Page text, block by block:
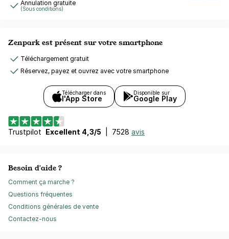
Annulation gratuite
(Sous conditions)
Zenpark est présent sur votre smartphone
Téléchargement gratuit
Réservez, payez et ouvrez avec votre smartphone
Télécharger dans
l'App Store
Disponible sur
Google Play
Trustpilot Excellent 4,3/5 7528 avis
Besoin d'aide ?
Comment ça marche ?
Questions fréquentes
Conditions générales de vente
Contactez-nous